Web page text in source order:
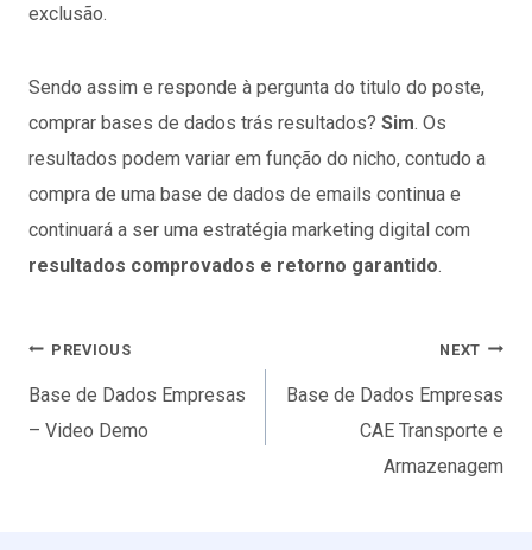
exclusão.
Sendo assim e responde à pergunta do titulo do poste,
comprar bases de dados trás resultados? Sim. Os
resultados podem variar em função do nicho, contudo a
compra de uma base de dados de emails continua e
continuará a ser uma estratégia marketing digital com
resultados comprovados e retorno garantido.
Navegação
de
artigos
PREVIOUS
Base de Dados Empresas
– Video Demo
NEXT
Base de Dados Empresas
CAE Transporte e
Armazenagem